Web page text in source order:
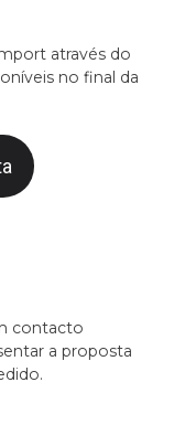
através do
no final da
contacto
a proposta